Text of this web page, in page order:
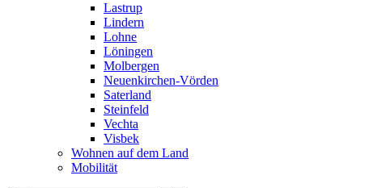
Lastrup
Lindern
Lohne
Löningen
Molbergen
Neuenkirchen-Vörden
Saterland
Steinfeld
Vechta
Visbek
Wohnen auf dem Land
Mobilität